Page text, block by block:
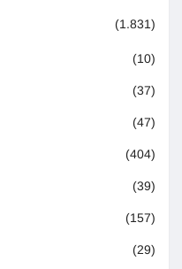
(1.831)
(10)
(37)
(47)
(404)
(39)
(157)
(29)